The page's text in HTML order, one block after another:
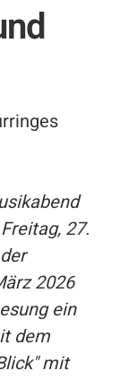
27.
2026
ein
dem
mit